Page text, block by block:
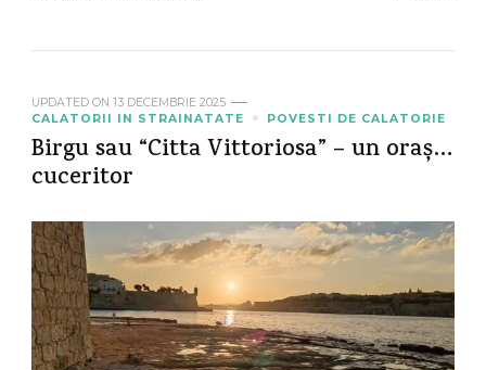
UPDATED ON 13 DECEMBRIE 2025
CALATORII IN STRAINATATE
POVESTI DE CALATORIE
Birgu sau “Citta Vittoriosa” – un oraș…
cuceritor